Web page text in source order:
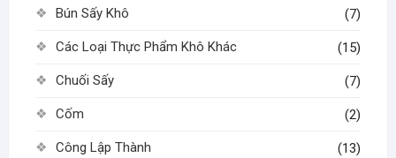
Bún Sấy Khô (7)
Các Loại Thực Phẩm Khô Khác (15)
Chuối Sấy (7)
Cốm (2)
Công Lập Thành (13)